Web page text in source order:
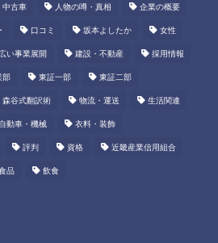
中古車 人物の噂・真相 企業の概要
口コミ 坂本よしたか 女性
い事業展開 建設・不動産 採用情報
部 東証一部 東証二部
森谷式翻訳術 物流・運送 生活関連
自動車・機械 衣料・装飾
評判 資格 近畿産業信用組合
品 飲食